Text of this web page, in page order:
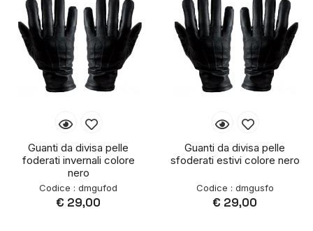
Guanti da divisa pelle
foderati invernali colore
nero
Codice : dmgufod
€ 29,00
Guanti da divisa pelle
sfoderati estivi colore nero
Codice : dmgusfo
€ 29,00